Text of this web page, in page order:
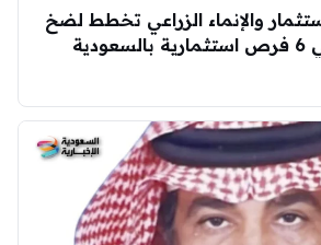
والإنماء الزراعي تخطط لضخ